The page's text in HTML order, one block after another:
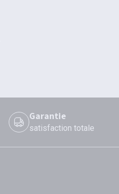
Garantie
satisfaction totale